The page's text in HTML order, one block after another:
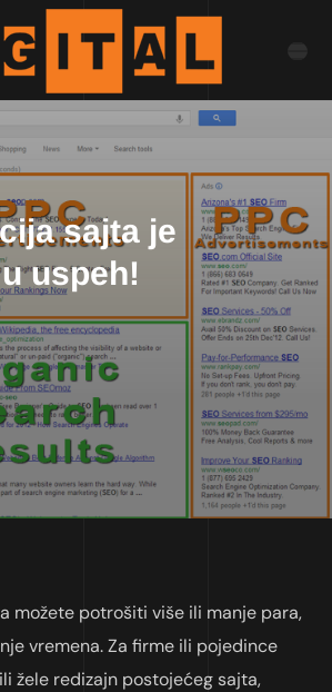
sajta je
uspeh!
možete potrošiti više ili manje para,
vremena. Za firme ili pojedince
žele redizajn postojećeg sajta,